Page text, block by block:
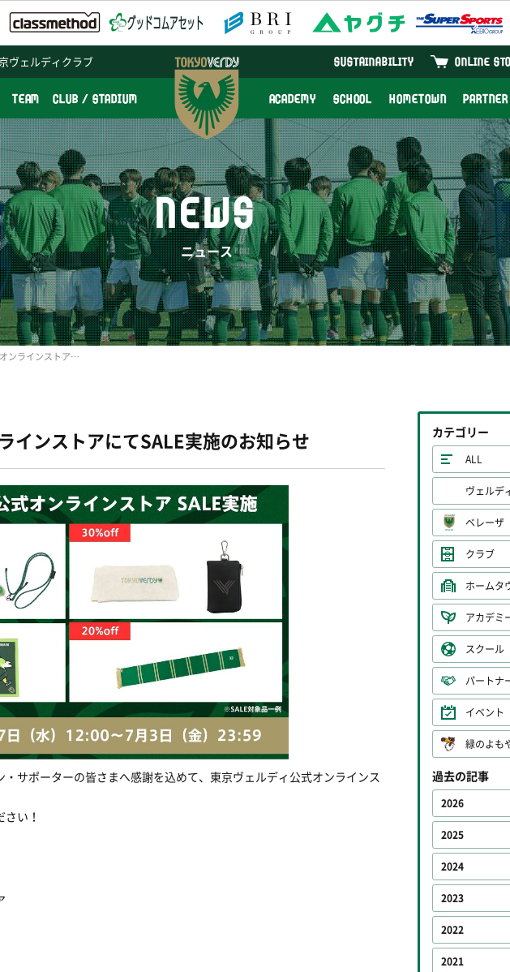
ヴェルディクラブ ONLINE
SUSTAINABILITY
TEAM CLUB / STADIUM ACADEMY SCHOOL HOMETOWN PARTNER
NEWS
ニュース
東京ヴェルディ公式オンラインストアにてSALE実施のお知らせ
インストアにてSALE実施のお知らせ
サポーターの皆さまへ感謝を込めて、東京ヴェルディ公式オンラインス
い！
カテゴリー
ALL
ヴェルデ
ベレーザ
クラブ
ホームタ
アカデミ
スクール
パートナ
イベント
緑のよも
過去の記事
2026
2025
2024
2023
2022
2021